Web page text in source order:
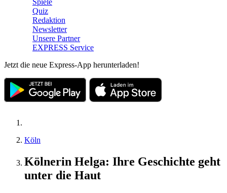
Quiz
Redaktion
Newsletter
Unsere Partner
EXPRESS Service
Jetzt die neue Express-App herunterladen!
Köln
Kölnerin Helga: Ihre Geschichte geht
unter die Haut